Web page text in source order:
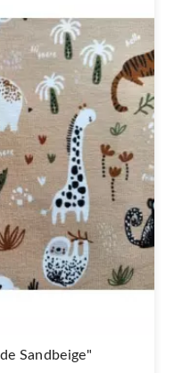
Sandbeige"